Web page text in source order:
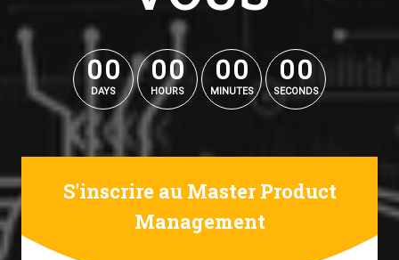
00
00
DAYS
00
00
HOURS
00
00
MINUTES
00
00
SECONDS
S'inscrire au Master Product
Management